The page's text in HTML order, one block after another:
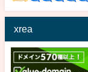
xrea